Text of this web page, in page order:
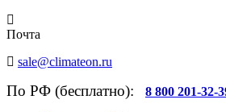
Почта
sale@climateon.ru
По РФ (бесплатно): 8 800 201-32-